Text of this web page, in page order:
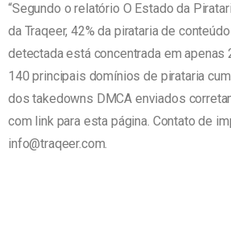
“Segundo o relatório O Estado da
da Traqeer, 42% da pirataria de
detectada está concentrada em apenas
140 principais domínios de pirataria
dos takedowns DMCA enviados
com link para esta página. Contato de
info@traqeer.com.